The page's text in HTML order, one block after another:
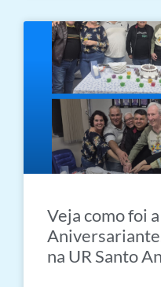
Veja como foi
na UR Santo